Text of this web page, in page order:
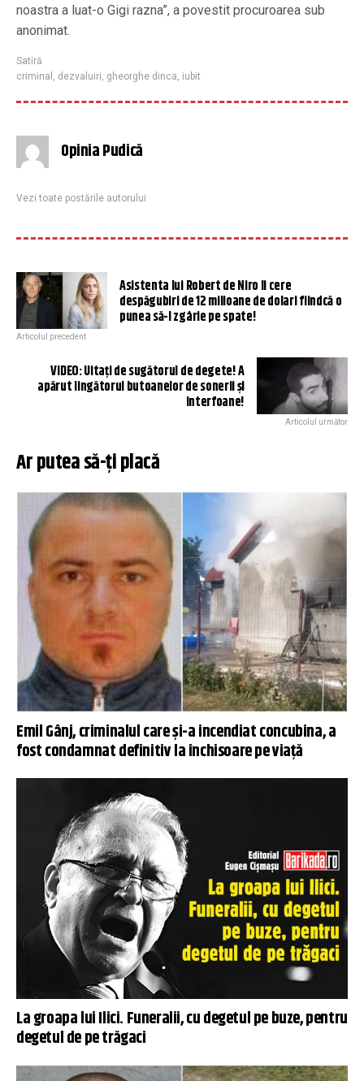
noastra a luat-o Gigi razna”, a povestit procuroarea sub
anonimat.
Satiră
criminal , dezvaluiri, gheorghe dinca, iubit
Opinia Pudică
Vezi toate postările autorului
Asistenta lui Robert de Niro îi cere
despăgubiri de 12 milioane de dolari fiindcă o
punea să-l zgârie pe spate!
Articolul precedent
VIDEO: Uitați de sugătorul de degete! A
apărut lingătorul butoanelor de sonerii și
interfoane!
Articolul următor
Ar putea să-ți placă
Emil Gânj, criminalul care și-a incendiat concubina, a
fost condamnat definitiv la închisoare pe viață
La groapa lui Ilici. Funeralii, cu degetul pe buze, pentru
degetul de pe trăgaci